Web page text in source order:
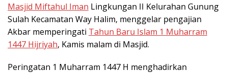
Masjid Miftahul Iman Lingkungan II Kelurahan Gunung
Sulah Kecamatan Way Halim, menggelar pengajian
Akbar memperingati Tahun Baru Islam 1 Muharram
1447 Hijriyah, Kamis malam di Masjid.
Peringatan 1 Muharram 1447 H menghadirkan